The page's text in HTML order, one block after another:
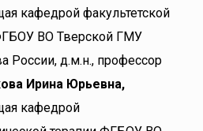
кафедрой факультетской
ВО Тверской ГМУ
России, д.м.н., профессор
Ирина Юрьевна,
кафедрой